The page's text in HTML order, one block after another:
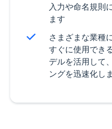
入力や命名規則
ます
さまざまな業種
すぐに使用でき
デルを活用して
ングを迅速化し